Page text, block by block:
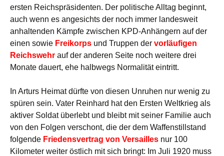
ersten Reichspräsidenten. Der politische Alltag beginnt,
auch wenn es angesichts der noch immer landesweit
anhaltenden Kämpfe zwischen KPD-Anhängern auf der
einen sowie Freikorps und Truppen der vorläufigen
Reichswehr auf der anderen Seite noch weitere drei
Monate dauert, ehe halbwegs Normalität eintritt.
In Arturs Heimat dürfte von diesen Unruhen nur wenig zu
spüren sein. Vater Reinhard hat den Ersten Weltkrieg als
aktiver Soldat überlebt und bleibt mit seiner Familie auch
von den Folgen verschont, die der dem Waffenstillstand
folgende Friedensvertrag von Versailles nur 100
Kilometer weiter östlich mit sich bringt: Im Juli 1920 muss